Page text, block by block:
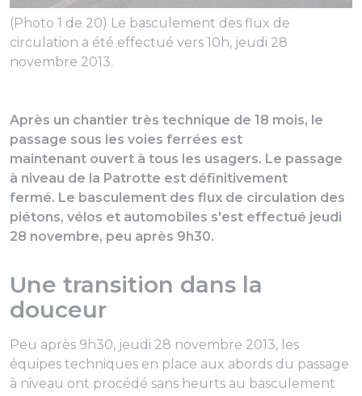
(Photo 1 de 20) Le basculement des flux de
circulation a été effectué vers 10h, jeudi 28
novembre 2013.
Après un chantier très technique de 18 mois, le
passage sous les voies ferrées est
maintenant ouvert à tous les usagers. Le passage
à niveau de la Patrotte est définitivement
fermé. Le basculement des flux de circulation des
piétons, vélos et automobiles s'est effectué jeudi
28 novembre, peu après 9h30.
Une transition dans la
douceur
Peu après 9h30, jeudi 28 novembre 2013, les
équipes techniques en place aux abords du passage
à niveau ont procédé sans heurts au basculement